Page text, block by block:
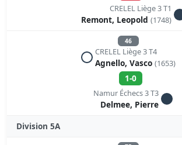
CRELEL Liège 3 T1
Remont, Leopold (1748)
46
CRELEL Liège 3 T4
Agnello, Vasco (1653)
1-0
Namur Échecs 3 T3
Delmee, Pierre
Division 5A